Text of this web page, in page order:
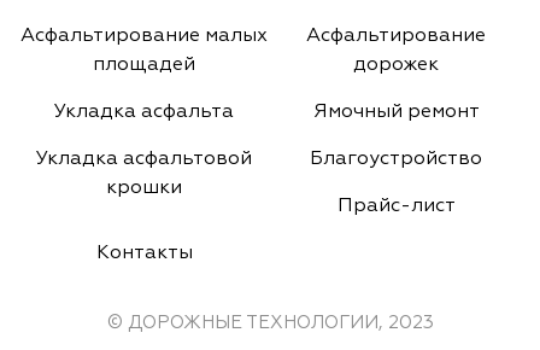
Асфальтирование малых
площадей
Асфальтирование
дорожек
Укладка асфальта Ямочный ремонт
Укладка асфальтовой
крошки
Благоустройство
Прайс-лист
Контакты
© ДОРОЖНЫЕ ТЕХНОЛОГИИ, 2023